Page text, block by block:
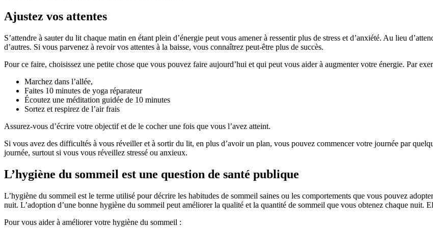
Ajustez vos attentes
S’attendre à sauter du lit chaque matin en étant plein d’énergie peut vous amener à ressentir plus de stress et d’anxiété. Au lieu
d’autres. Si vous parvenez à revoir vos attentes à la baisse, vous connaîtrez peut-être plus de succès.
Pour ce faire, choisissez une petite chose que vous pouvez faire aujourd’hui et qui peut vous aider à augmenter votre énergie. Par
Marchez dans l’allée,
Faites 10 minutes de yoga réparateur
Écoutez une méditation guidée de 10 minutes
Sortez et respirez de l’air frais
Assurez-vous d’écrire votre objectif et de le cocher une fois que vous l’avez atteint.
Si vous avez des difficultés à vous réveiller et à sortir du lit, en plus d’avoir un plan, vous pouvez commencer votre journée par
journée, surtout si vous vous réveillez stressé ou anxieux.
L’hygiène du sommeil est une question de santé publique
L’hygiène du sommeil est le terme utilisé pour décrire les habitudes de sommeil saines ou les comportements que vous pouvez
nuit. L’adoption d’une bonne hygiène du sommeil peut améliorer la qualité et la quantité de sommeil que vous obtenez chaque nuit.
Pour vous aider à améliorer votre hygiène du sommeil :